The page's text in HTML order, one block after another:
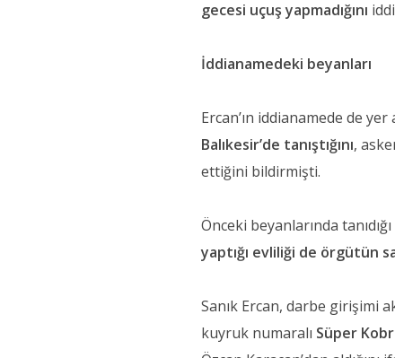
gecesi uçuş yapmadığını
İddianamedeki beyanları
Ercan’ın iddianamede de
Balıkesir’de tanıştığını,
ettiğini bildirmişti.
Önceki beyanlarında
yaptığı evliliği de örgütün
Sanık Ercan, darbe girişimi
kuyruk numaralı Süper